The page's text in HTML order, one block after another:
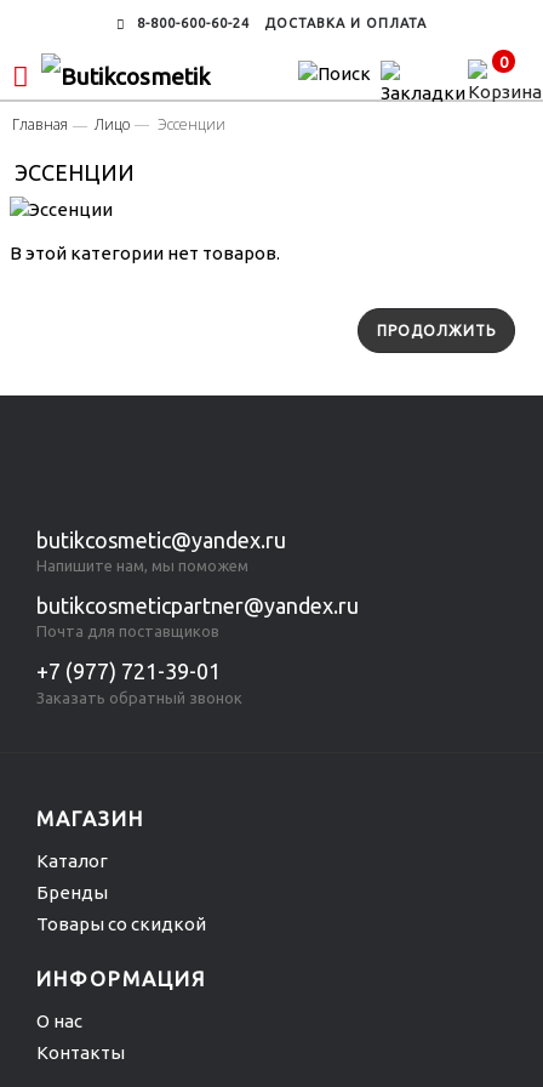
8-800-600-60-24 ДОСТАВКА И ОПЛАТА
0
Главная Лицо Эссенции
ЭССЕНЦИИ
В этой категории нет товаров.
ПРОДОЛЖИТЬ
butikcosmetic@yandex.ru
Напишите нам, мы поможем
butikcosmeticpartner@yandex.ru
Почта для поставщиков
+7 (977) 721-39-01
Заказать обратный звонок
МАГАЗИН
Каталог
Бренды
Товары со скидкой
ИНФОРМАЦИЯ
О нас
Контакты